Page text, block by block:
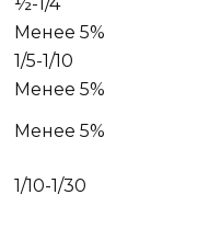
½-1/4
Менее 5%
1/5-1/10
Менее 5%
Менее 5%
1/10-1/30